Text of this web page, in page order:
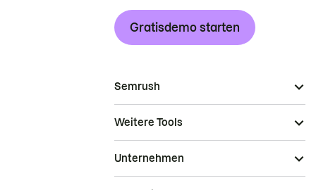
Gratisdemo starten
Semrush
Weitere Tools
Unternehmen